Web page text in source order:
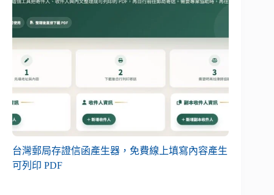
台灣郵局存證信函產生器，免費線上填寫內容產生
可列印 PDF